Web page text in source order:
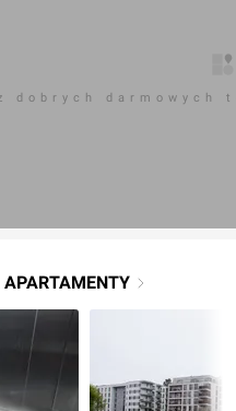
dobrych darmowych